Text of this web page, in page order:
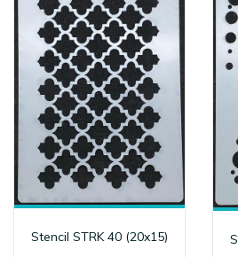
Stencil STRK 40 (20x15)